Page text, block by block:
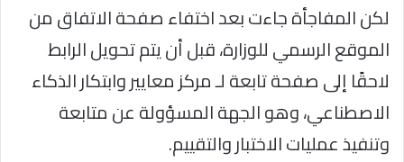
لكن المفاجأة جاءت بعد اختفاء صفحة الاتفاق من
الموقع الرسمي للوزارة، قبل أن يتم تحويل الرابط
لاحقًا إلى صفحة تابعة لـ مركز معايير وابتكار الذكاء
الاصطناعي، وهو الجهة المسؤولة عن متابعة
وتنفيذ عمليات الاختبار والتقييم.